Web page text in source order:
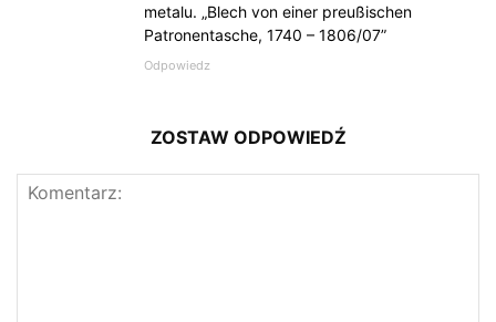
metalu. „Blech von einer preußischen
Patronentasche, 1740 – 1806/07”
Odpowiedz
ZOSTAW ODPOWIEDŹ